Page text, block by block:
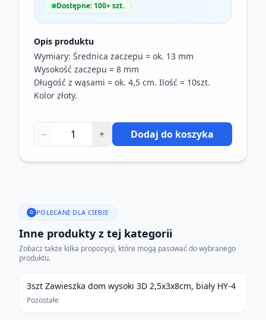
Dostępne: 100+ szt.
Opis produktu
Wymiary: Średnica zaczepu = ok. 13 mm
Wysokość zaczepu = 8 mm
Długość z wąsami = ok. 4,5 cm. Ilość = 10szt.
Kolor złoty.
− + Dodaj do koszyka
POLECANE DLA CIEBIE
Inne produkty z tej kategorii
Zobacz także kilka propozycji, które mogą pasować do wybranego
produktu.
3szt Zawieszka dom wysoki 3D 2,5x3x8cm, biały HY-4
Pozostałe